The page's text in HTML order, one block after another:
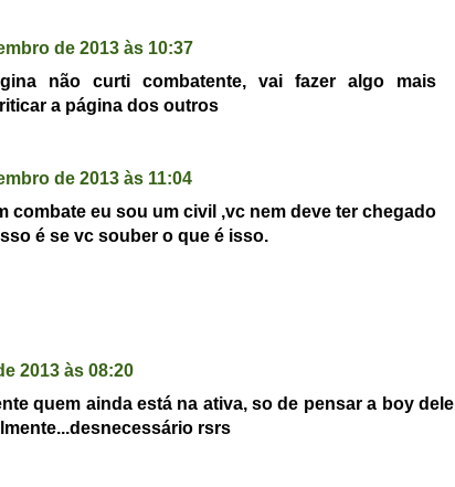
de 2013 às 10:37
não curti combatente, vai fazer algo mais
a página dos outros
de 2013 às 11:04
combate eu sou um civil ,vc nem deve ter chegado
é se vc souber o que é isso.
2013 às 08:20
quem ainda está na ativa, so de pensar a boy dele
rsrs